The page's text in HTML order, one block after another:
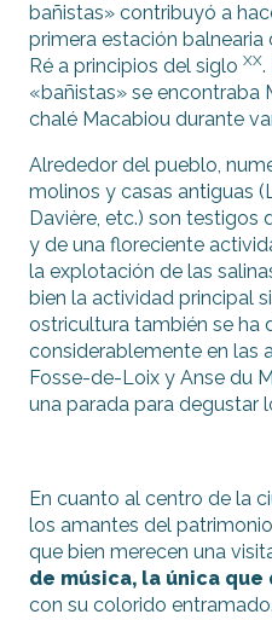
bañistas» contribuyó a
primera estación
Ré a principios del siglo XX.
«bañistas» se encontraba
chalé Macabiou durante
Alrededor del pueblo,
molinos y casas antiguas
Davière, etc.) son testigos
y de una floreciente
la explotación de las
bien la actividad principal
ostricultura también se ha
considerablemente en las
Fosse-de-Loix y Anse du
una parada para degustar
En cuanto al centro de la
los amantes del
que bien merecen una
de música, la única
con su colorido